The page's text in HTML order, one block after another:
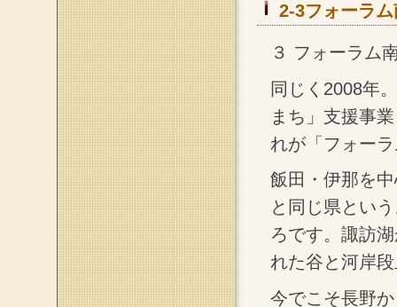
2-3フォーラ
３ フォーラム
同じく2008年
まち」支援事
れが「フォー
飯田・伊那を
と同じ県とい
ろです。諏訪
れた谷と河岸
今でこそ長野